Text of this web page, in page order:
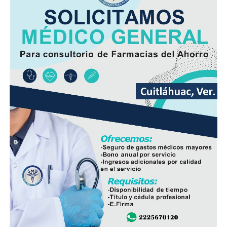
Las labores fueron ejecutadas por personal de
Hidrosistema de Córdoba durante un periodo cercano a
los 35 días, entre marzo y abril de este año, como parte
de un proyecto para atender una de las principales
demandas de los habitantes de esta comunidad.
Durante años, el abastecimiento dependió de un pozo
cuyo nivel de operación resultaba insuficiente, situación
que provocaba interrupciones constantes en el servicio,
especialmente en las viviendas ubicadas en las zonas
más altas.
Vecinos señalaron que durante la temporada de sequía
la escasez de agua se agravaba, obligando a muchas
familias a buscar alternativas para cubrir sus
necesidades diarias.
Dulce María Alducin Vallejo, habitante de la comunidad,